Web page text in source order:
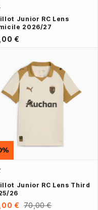
Junior RC Lens
2026/27
€
Junior RC Lens Third
26
€ 70,00 €